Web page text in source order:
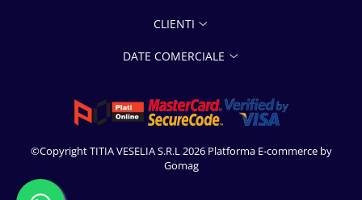
CLIENTI
DATE COMERCIALE
©Copyright TITIA VESELIA S.R.L 2026 Platforma E-commerce by
Gomag